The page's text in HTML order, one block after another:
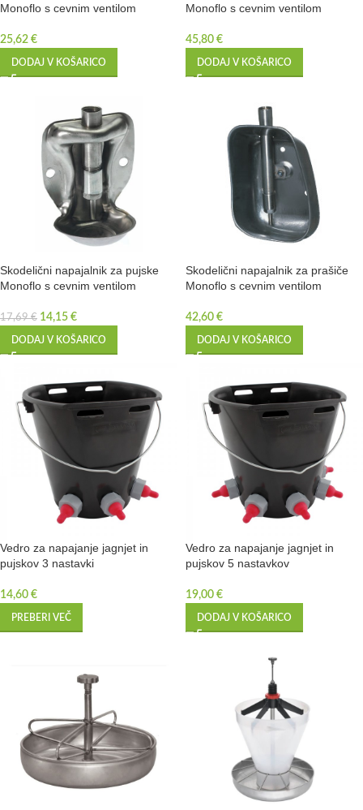
Monoflo s cevnim ventilom
25,62 €
DODAJ V KOŠARICO
Monoflo s cevnim ventilom
45,80 €
DODAJ V KOŠARICO
Skodelični napajalnik za pujske
Monoflo s cevnim ventilom
17,69€ 14,15 €
DODAJ V KOŠARICO
Skodelični napajalnik za prašiče
Monoflo s cevnim ventilom
42,60 €
DODAJ V KOŠARICO
Vedro za napajanje jagnjet in
pujskov 3 nastavki
14,60 €
PREBERI VEČ
Vedro za napajanje jagnjet in
pujskov 5 nastavkov
19,00 €
DODAJ V KOŠARICO